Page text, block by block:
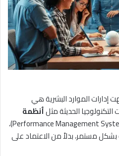
إدارات الموارد البشرية هي
الحديثة مثلأنظمة
(Performance Management Systems)،
مستمر، بدلاً من الاعتماد على